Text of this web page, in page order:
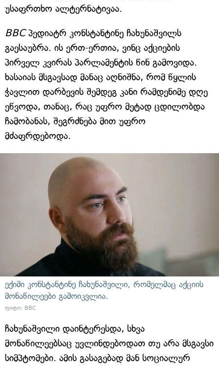
უსაფრთხო ალტერნატივაა.
BBCპედიატრ კონსტანტინე ჩახუნაშვილს
გაესაუბრა. ის ერთ-ერთია, ვინც აქციების
პირველ კვირას პარლამენტის წინ გამოვიდა.
ხასაიას მსგავსად მანაც აღნიშნა, რომ წყლის
ჭავლით დარბევის შემდეგ კანი რამდენიმე დღე
ეწვოდა, თანაც, რაც უფრო მეტად ცდილობდა
ჩამობანას, შეგრძნება მით უფრო
მძაფრდებოდა.
ექიმი კონსტანტინე ჩახუნაშვილი, რომელმაც აქციის
მონაწილეები გამოიკვლია.
ფოტო: BBC
ჩახუნაშვილი დაინტერესდა, სხვა
მონაწილეებსაც უვლინდებოდათ თუ არა მსგავსი
სიმპტომები. ამის გასაგებად მან სოციალურ